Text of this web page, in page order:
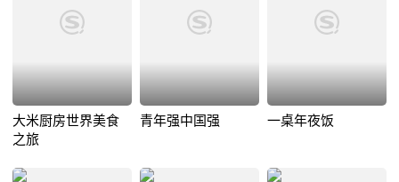
大米厨房世界美食
之旅
青年强中国强 一桌年夜饭